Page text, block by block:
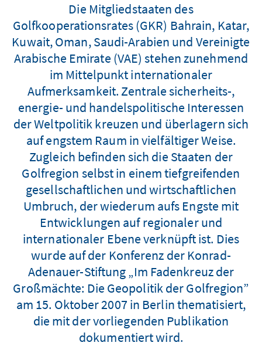
Die Mitgliedstaaten des
Golfkooperationsrates (GKR) Bahrain, Katar,
Kuwait, Oman, Saudi-Arabien und Vereinigte
Arabische Emirate (VAE) stehen zunehmend
im Mittelpunkt internationaler
Aufmerksamkeit. Zentrale sicherheits-,
energie- und handelspolitische Interessen
der Weltpolitik kreuzen und überlagern sich
auf engstem Raum in vielfältiger Weise.
Zugleich befinden sich die Staaten der
Golfregion selbst in einem tiefgreifenden
gesellschaftlichen und wirtschaftlichen
Umbruch, der wiederum aufs Engste mit
Entwicklungen auf regionaler und
internationaler Ebene verknüpft ist. Dies
wurde auf der Konferenz der Konrad-
Adenauer-Stiftung „Im Fadenkreuz der
Großmächte: Die Geopolitik der Golfregion”
am 15. Oktober 2007 in Berlin thematisiert,
die mit der vorliegenden Publikation
dokumentiert wird.